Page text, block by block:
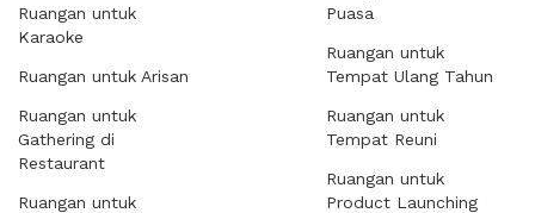
Ruangan untuk
Karaoke
Ruangan untuk Arisan
Ruangan untuk
Gathering di
Restaurant
Ruangan untuk
Puasa
Ruangan untuk
Tempat Ulang Tahun
Ruangan untuk
Tempat Reuni
Ruangan untuk
Product Launching